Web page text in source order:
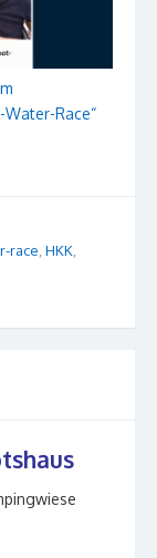
Race“
race HKK